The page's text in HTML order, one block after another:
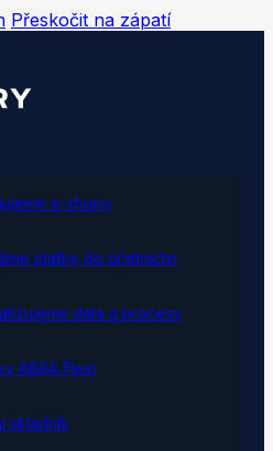
Přeskočit na zápatí
e-shopy
platby do účetnictví
data a procesy
ABRA Flexi
skladník